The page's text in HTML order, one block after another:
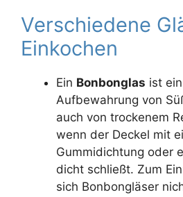
Verschiedene
Einkochen
Ein Bonbonglas ist
Aufbewahrung von
auch von trockenem
wenn der Deckel mit
Gummidichtung oder
dicht schließt. Zum
sich Bonbongläser